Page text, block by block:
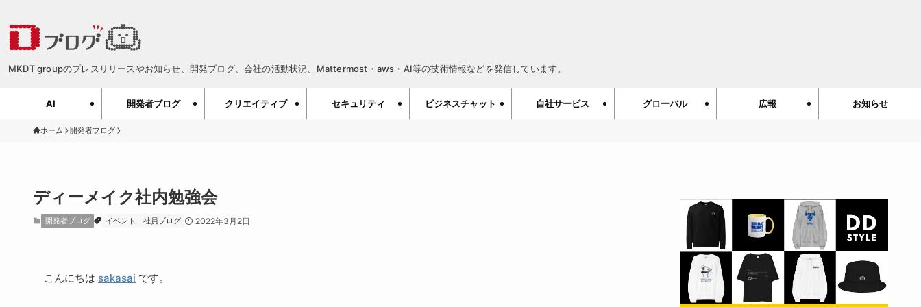
MKDT groupのプレスリリースやお知らせ、開発ブログ、会社の活動状況、Mattermost・aws・AI等の技術情報などを発信しています。
AI 開発者ブログ クリエイティブ セキュリティ ビジネスチャット 自社サービス グローバル 広報 お知らせ
ホーム 開発者ブログ
ディーメイク社内勉強会
開発者ブログ イベント 社員ブログ 2022年3月2日
こんにちは sakasai です。